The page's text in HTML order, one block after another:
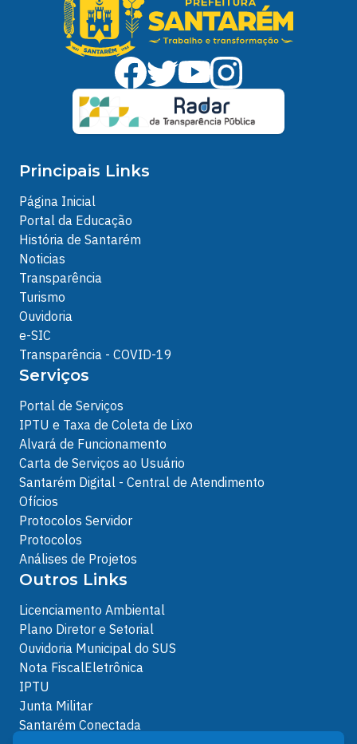
Principais Links
Página Inicial
Portal da Educação
História de Santarém
Noticias
Transparência
Turismo
Ouvidoria
e-SIC
Transparência - COVID-19
Serviços
Portal de Serviços
IPTU e Taxa de Coleta de Lixo
Alvará de Funcionamento
Carta de Serviços ao Usuário
Santarém Digital - Central de Atendimento
Ofícios
Protocolos Servidor
Protocolos
Análises de Projetos
Outros Links
Licenciamento Ambiental
Plano Diretor e Setorial
Ouvidoria Municipal do SUS
Nota FiscalEletrônica
IPTU
Junta Militar
Santarém Conectada